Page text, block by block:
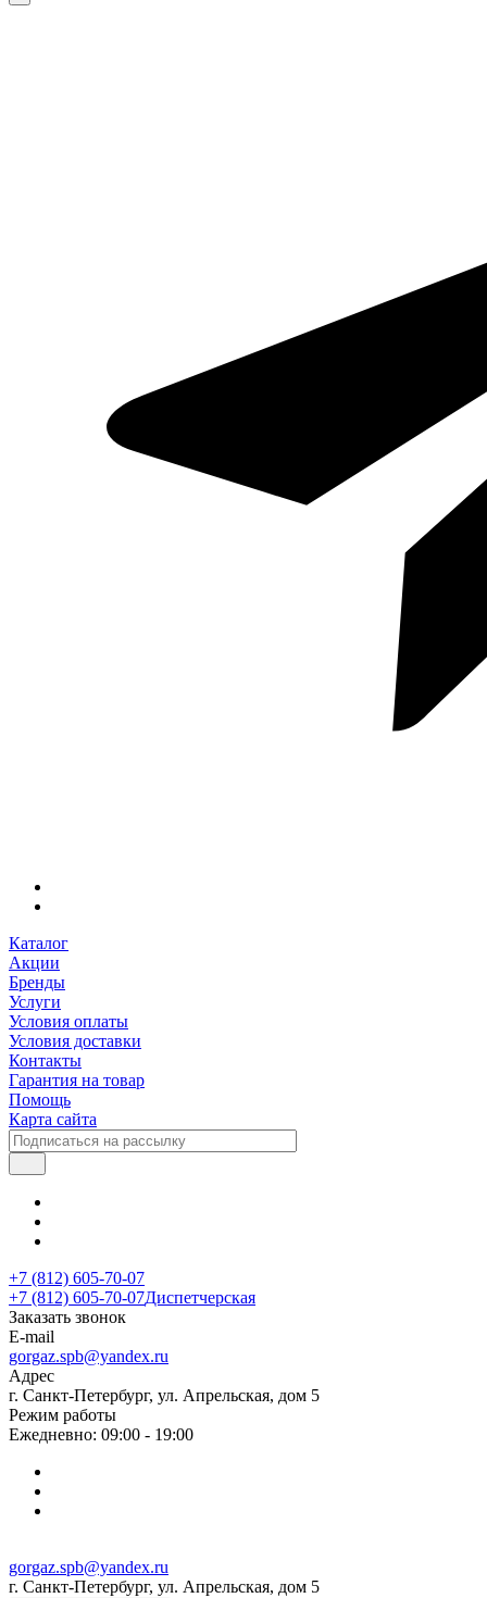
Каталог
Акции
Бренды
Услуги
Условия оплаты
Условия доставки
Контакты
Гарантия на товар
Помощь
Карта сайта
+7 (812) 605-70-07
+7 (812) 605-70-07Диспетчерская
Заказать звонок
E-mail
gorgaz.spb@yandex.ru
Адрес
г. Санкт-Петербург, ул. Апрельская, дом 5
Режим работы
Ежедневно: 09:00 - 19:00
gorgaz.spb@yandex.ru
г. Санкт-Петербург, ул. Апрельская, дом 5